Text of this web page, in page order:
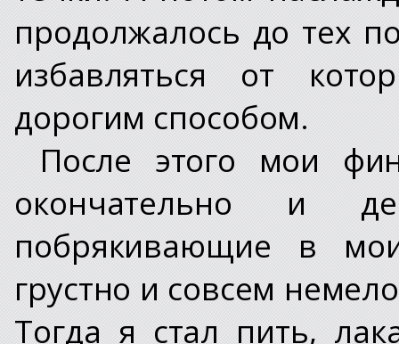
продолжалось до тех
избавляться от
дорогим способом.
После этого мои
окончательно и
побрякивающие в
грустно и совсем
Тогда я стал пить,